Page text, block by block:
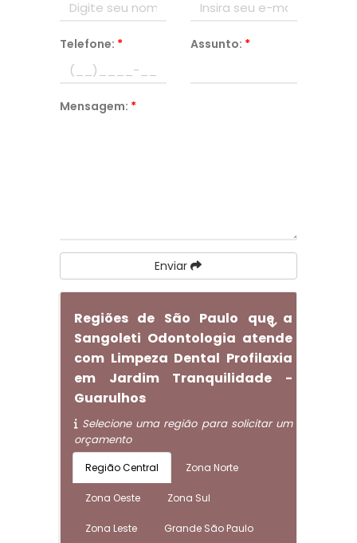
Telefone: * Assunto: *
Mensagem: *
Enviar
Regiões de São Paulo que a
Sangoleti Odontologia atende
com Limpeza Dental Profilaxia
em Jardim Tranquilidade -
Guarulhos
Selecione uma região para solicitar um
orçamento
Região Central Zona Norte
Zona Oeste Zona Sul
Zona Leste Grande São Paulo